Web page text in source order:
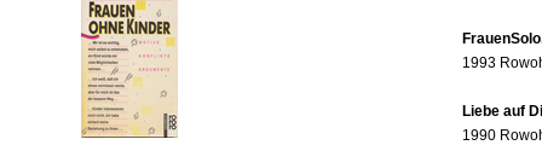
1993
Liebe auf
1990